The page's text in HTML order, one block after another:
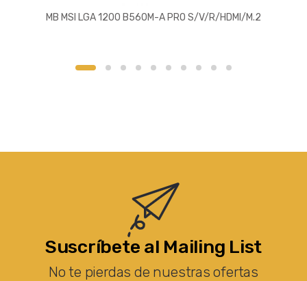
MB MSI LGA 1200 B560M-A PRO S/V/R/HDMI/M.2
Suscríbete al Mailing List
No te pierdas de nuestras ofertas